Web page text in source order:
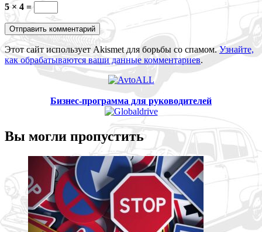
5 × 4 =
Этот сайт использует Akismet для борьбы со спамом.Узнайте,
как обрабатываются ваши данные комментариев.
Бизнес-программа для руководителей
Вы могли пропустить